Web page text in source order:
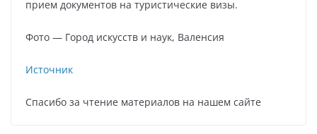
прием документов на туристические визы.
Фото — Город искусств и наук, Валенсия
Источник
Спасибо за чтение материалов на нашем сайте